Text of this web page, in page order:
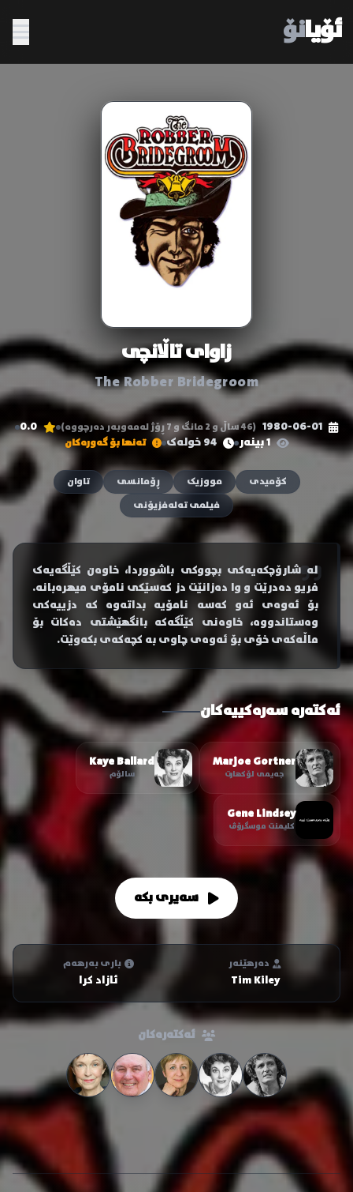
ئۆیانۆ
زاوای تاڵانچی
The Robber Bridegroom
1980-06-01 (46 ساڵ و 2 مانگ و 7 ڕۆژ لەمەوبەر دەرچووە)
0.0
1 بینەر
94 خولەک تەنها بۆ گەورەکان
کۆمیدی مووزیک ڕۆمانسی
تاوان
فیلمی تەلەفزیۆنی
لە شارۆچکەیەکی بچووکی باشووردا، خاوەن کێڵگەیەک
فریو دەدرێت و وا دەزانێت دز کەسێکی نامۆی میهرەبانە.
بۆ ئەوەی ئەو کەسە نامۆیە بداتەوە کە دزییەکی
وەستاندووە، خاوەنی کێڵگەکە بانگهێشتی دەکات بۆ
ماڵەکەی خۆی بۆ ئەوەی چاوی بە کچەکەی بکەوێت.
ئەکتەرە سەرەکییەکان
Marjoe Gortner
جەیمی لۆکهارت
Kaye Ballard
سالۆم
Gene Lindsey
کلیمنت موسگرۆڤ
سەیری بکە
دەرهێنەر
Tim Kiley
باری بەرهەم
ئازاد کرا
ئەکتەرەکان